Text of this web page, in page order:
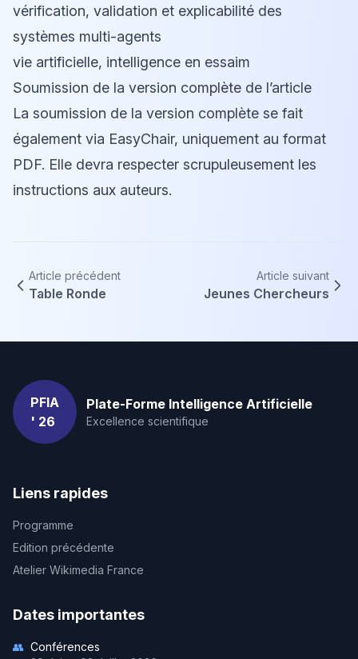
vérification, validation et explicabilité des
systèmes multi-agents
vie artificielle, intelligence en essaim
Soumission de la version complète de l’article
La soumission de la version complète se fait
également via EasyChair, uniquement au format
PDF. Elle devra respecter scrupuleusement les
instructions aux auteurs.
Article précédent
Table Ronde
Article suivant
Jeunes Chercheurs
PFIA
' 26
Plate-Forme Intelligence Artificielle
Excellence scientifique
Liens rapides
Programme
Edition précédente
Atelier Wikimedia France
Dates importantes
👥 Conférences